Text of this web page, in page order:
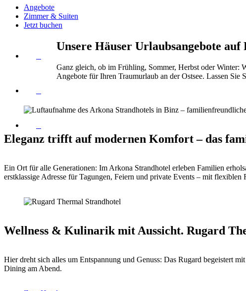
Angebote
Zimmer & Suiten
Jetzt buchen
Unsere Häuser Urlaubsangebote auf
Ganz gleich, ob im Frühling, Sommer, Herbst oder Winter:
Angebote für Ihren Traumurlaub an der Ostsee. Lassen Sie
Eleganz trifft auf modernen Komfort – das
Ein Ort für alle Generationen: Im Arkona Strandhotel erleben Familien
erstklassige Adresse für Tagungen, Feiern und private Events – mit
Wellness & Kulinarik mit Aussicht. Rugard
Hier dreht sich alles um Entspannung und Genuss: Das Rugard begeistert
Dining am Abend.